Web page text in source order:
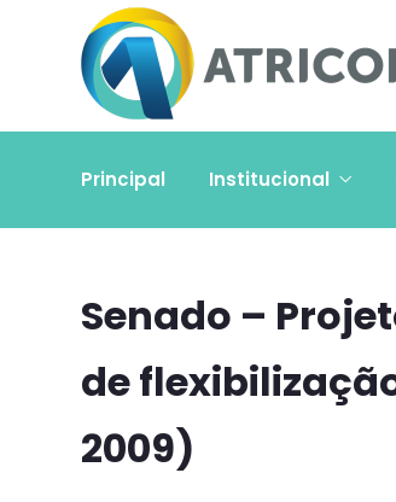
Principal Institucional
Senado –
de flexibilização
2009)